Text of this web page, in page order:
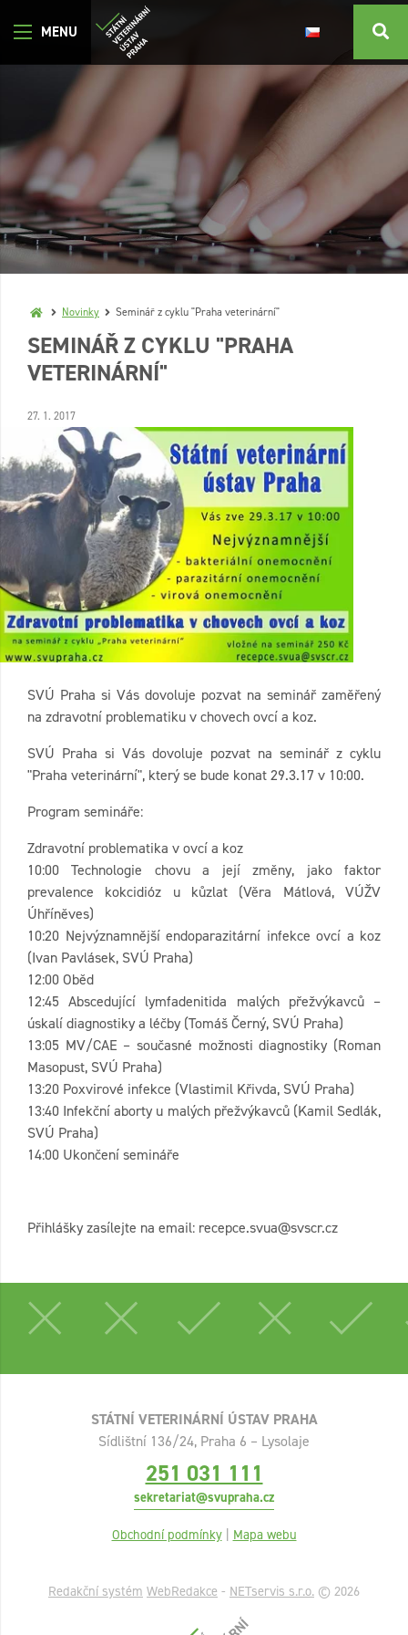
Novinky Seminář z cyklu "Praha veterinární"
SEMINÁŘ Z CYKLU "PRAHA
VETERINÁRNÍ"
27. 1. 2017
SVÚ Praha si Vás dovoluje pozvat na seminář zaměřený
na zdravotní problematiku v chovech ovcí a koz.
SVÚ Praha si Vás dovoluje pozvat na seminář z cyklu
"Praha veterinární", který se bude konat 29.3.17 v 10:00.
Program semináře:
Zdravotní problematika v ovcí a koz
10:00 Technologie chovu a její změny, jako faktor
prevalence kokcidióz u kůzlat (Věra Mátlová, VÚŽV
Úhříněves)
10:20 Nejvýznamnější endoparazitární infekce ovcí a koz
(Ivan Pavlásek, SVÚ Praha)
12:00 Oběd
12:45 Abscedující lymfadenitida malých přežvýkavců –
úskalí diagnostiky a léčby (Tomáš Černý, SVÚ Praha)
13:05 MV/CAE – současné možnosti diagnostiky (Roman
Masopust, SVÚ Praha)
13:20 Poxvirové infekce (Vlastimil Křivda, SVÚ Praha)
13:40 Infekční aborty u malých přežvýkavců (Kamil Sedlák,
SVÚ Praha)
14:00 Ukončení semináře
Přihlášky zasílejte na email: recepce.svua@svscr.cz
STÁTNÍ VETERINÁRNÍ ÚSTAV PRAHA
Sídlištní 136/24, Praha 6 – Lysolaje
251 031 111
sekretariat@svupraha.cz
Obchodní podmínky | Mapa webu
Redakční systém WebRedakce - NETservis s.r.o. © 2026